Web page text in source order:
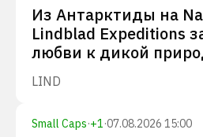
Из Антарктиды на
Lindblad Expeditions
любви к дикой
LIND
Small Caps·+1·07.08.2026 15:00